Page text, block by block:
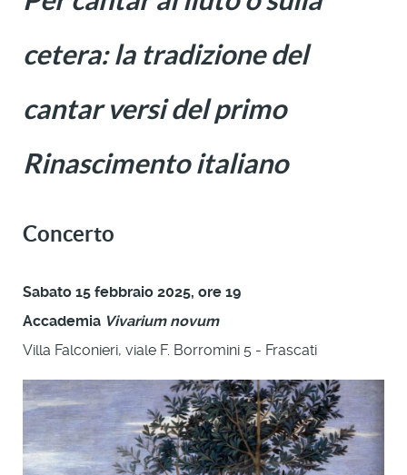
cetera: la tradizione del
cantar versi del primo
Rinascimento italiano
Concerto
Sabato 15 febbraio 2025, ore 19
Accademia Vivarium novum
Villa Falconieri, viale F. Borromini 5 - Frascati